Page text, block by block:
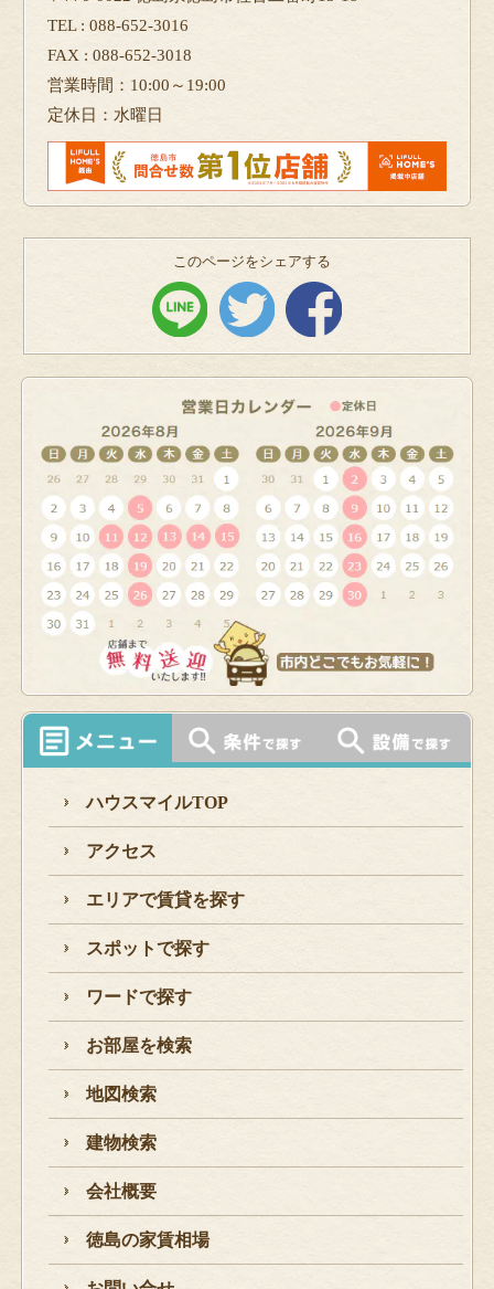
TEL : 088-652-3016
FAX : 088-652-3018
営業時間：10:00～19:00
定休日：水曜日
このページをシェアする
ハウスマイルTOP
アクセス
エリアで賃貸を探す
スポットで探す
ワードで探す
お部屋を検索
地図検索
建物検索
会社概要
徳島の家賃相場